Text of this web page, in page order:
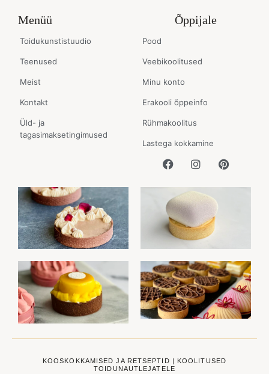
Menüü
Toidukunstistuudio
Teenused
Meist
Kontakt
Üld- ja
tagasimaksetingimused
Õppijale
Pood
Veebikoolitused
Minu konto
Erakooli õppeinfo
Rühmakoolitus
Lastega kokkamine
KOOSKOKKAMISED JA RETSEPTID | KOOLITUSED
TOIDUNAUTLEJATELE